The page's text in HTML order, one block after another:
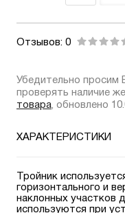
Отзывов: 0
Убедительно просим
проверять наличие
товара, обновлено
ХАРАКТЕРИСТИКИ
Тройник
горизонтального и
наклонных участков
используются при